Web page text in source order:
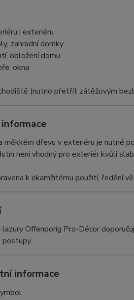
i exteriéru
zahradní domky
obložení domu
okna
(nutno přetřít zátěžovým
měkkém dřevu v exteriéru je nutné
není vhodný pro exteriér kvůli
k okamžitému použití, ředění
Offenporig Pro-Décor
informace